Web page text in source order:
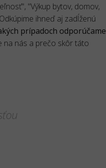
"Výkup bytov, domov,
ihneď aj zadĺženú
prípadoch odporúčame
na nás a prečo skôr táto